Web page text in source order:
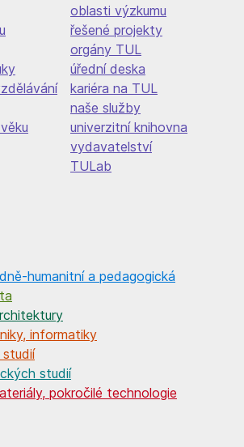
oblasti výzkumu
řešené projekty
orgány TUL
úřední deska
kariéra na TUL
naše služby
univerzitní knihovna
vydavatelství
TULab
humanitní a pedagogická
informatiky
studií
pokročilé technologie